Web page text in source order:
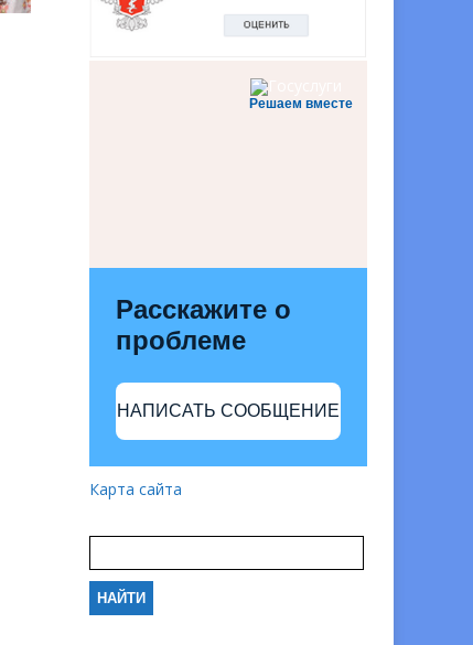
Решаем вместе
Расскажите о
проблеме
НАПИСАТЬ СООБЩЕНИЕ
Карта сайта